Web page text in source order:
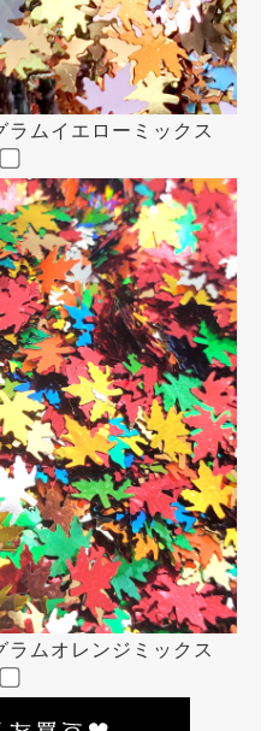
ムイエローミックス
ムオレンジミックス